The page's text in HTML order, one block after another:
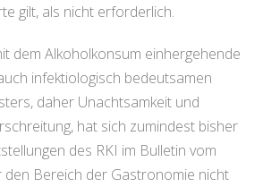
gilt, als nicht erforderlich.
dem Alkoholkonsum einhergehende
infektiologisch bedeutsamen
daher Unachtsamkeit und
hat sich zumindest bisher
des RKI im Bulletin vom
den Bereich der Gastronomie nicht